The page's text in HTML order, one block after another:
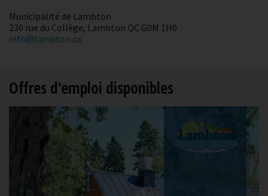
Municipalité de Lambton
230 rue du Collège, Lambton QC G0M 1H0
info@lambton.ca
Offres d'emploi disponibles